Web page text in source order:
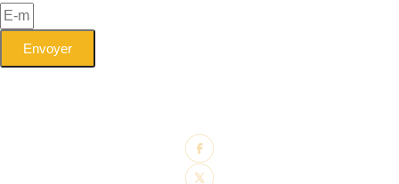
Envoyer